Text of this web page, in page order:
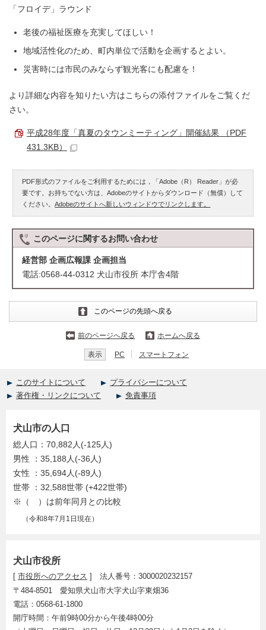
「フロイデ」ラウンド
老後の福祉医療を充実してほしい！
地域活性化のため、町内単位で活動を企画するとよい。
災害時には市民のみならず観光客にも配慮を！
より詳細な内容を知りたい方はこちらの添付ファイルをご覧くだ
さい。
平成28年度「真夏のタウンミーティング」開催結果 （PDF
431.3KB）
PDF形式のファイルをご利用するためには，「Adobe（R） Reader」が必
要です。お持ちでない方は、Adobeのサイトからダウンロード（無償）して
ください。Adobeのサイトへ新しいウィンドウでリンクします。
このページに関するお問い合わせ
経営部 企画広報課 企画担当
電話:0568-44-0312 犬山市役所 本庁舎4階
このページの先頭へ戻る
前のページへ戻る ホームへ戻る
表示 PC スマートフォン
このサイトについて
プライバシーについて
著作権・リンクについて
免責事項
犬山市役所
[ 市役所へのアクセス ] 法人番号：3000020232157
〒484-8501 愛知県犬山市大字犬山字東畑36
電話：0568-61-1800
開庁時間：午前9時00分から午後4時00分
犬山市の人口
総人口：70,882人(-125人)
男性 ：35,188人(-36人)
女性 ：35,694人(-89人)
世帯 ：32,588世帯 (+422世帯)
※（ ）は前年同月との比較
（令和8年7月1日現在）